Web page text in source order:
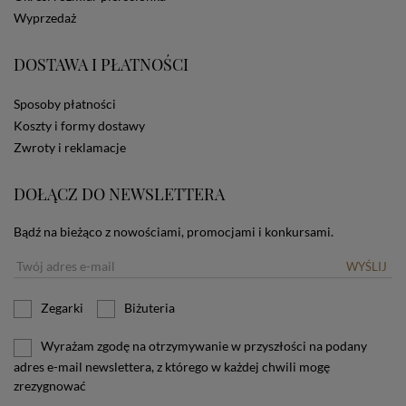
zamieszczane w urządzeniu końcowym każdego
stosowanie plików cookies powinien zmienić
ustawienia swojej przeglądarki.
Wyprzedaż
DOSTAWA I PŁATNOŚCI
Sposoby płatności
Koszty i formy dostawy
Zwroty i reklamacje
DOŁĄCZ DO NEWSLETTERA
Bądź na bieżąco z nowościami, promocjami i konkursami.
WYŚLIJ
Zegarki Biżuteria
Wyrażam zgodę na otrzymywanie w przyszłości na podany
adres e-mail newslettera, z którego w każdej chwili mogę
zrezygnować